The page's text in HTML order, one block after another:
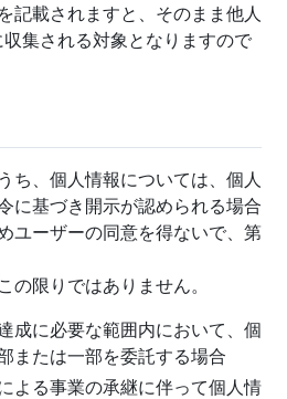
記載されますと、そのまま他人
集される対象となりますので
ち、個人情報については、個人
に基づき開示が認められる場合
ユーザーの同意を得ないで、第
の限りではありません。
成に必要な範囲内において、個
または一部を委託する場合
よる事業の承継に伴って個人情